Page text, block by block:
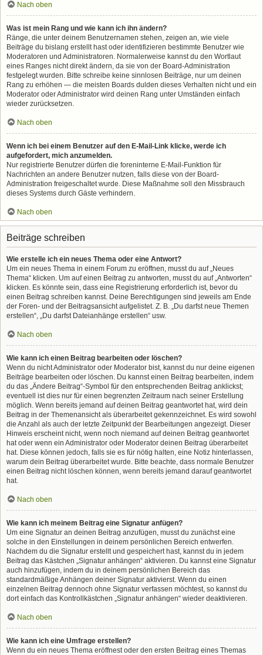
Nach oben
Was ist mein Rang und wie kann ich ihn ändern?
Ränge, die unter deinem Benutzernamen stehen, zeigen an, wie viele
Beiträge du bislang erstellt hast oder identifizieren bestimmte Benutzer wie
Moderatoren und Administratoren. Normalerweise kannst du den Wortlaut
eines Ranges nicht direkt ändern, da sie von der Board-Administration
festgelegt wurden. Bitte schreibe keine sinnlosen Beiträge, nur um deinen
Rang zu erhöhen — die meisten Boards dulden dieses Verhalten nicht und ein
Moderator oder Administrator wird deinen Rang unter Umständen einfach
wieder zurücksetzen.
Nach oben
Wenn ich bei einem Benutzer auf den E-Mail-Link klicke, werde ich
aufgefordert, mich anzumelden.
Nur registrierte Benutzer dürfen die foreninterne E-Mail-Funktion für
Nachrichten an andere Benutzer nutzen, falls diese von der Board-
Administration freigeschaltet wurde. Diese Maßnahme soll den Missbrauch
dieses Systems durch Gäste verhindern.
Nach oben
Beiträge schreiben
Wie erstelle ich ein neues Thema oder eine Antwort?
Um ein neues Thema in einem Forum zu eröffnen, musst du auf „Neues
Thema“ klicken. Um auf einen Beitrag zu antworten, musst du auf „Antworten“
klicken. Es könnte sein, dass eine Registrierung erforderlich ist, bevor du
einen Beitrag schreiben kannst. Deine Berechtigungen sind jeweils am Ende
der Foren- und der Beitragsansicht aufgelistet. Z. B. „Du darfst neue Themen
erstellen“, „Du darfst Dateianhänge erstellen“ usw.
Nach oben
Wie kann ich einen Beitrag bearbeiten oder löschen?
Wenn du nicht Administrator oder Moderator bist, kannst du nur deine eigenen
Beiträge bearbeiten oder löschen. Du kannst einen Beitrag bearbeiten, indem
du das „Ändere Beitrag“-Symbol für den entsprechenden Beitrag anklickst;
eventuell ist dies nur für einen begrenzten Zeitraum nach seiner Erstellung
möglich. Wenn bereits jemand auf deinen Beitrag geantwortet hat, wird dein
Beitrag in der Themenansicht als überarbeitet gekennzeichnet. Es wird sowohl
die Anzahl als auch der letzte Zeitpunkt der Bearbeitungen angezeigt. Dieser
Hinweis erscheint nicht, wenn noch niemand auf deinen Beitrag geantwortet
hat oder wenn ein Administrator oder Moderator deinen Beitrag überarbeitet
hat. Diese können jedoch, falls sie es für nötig halten, eine Notiz hinterlassen,
warum dein Beitrag überarbeitet wurde. Bitte beachte, dass normale Benutzer
einen Beitrag nicht löschen können, wenn bereits jemand darauf geantwortet
hat.
Nach oben
Wie kann ich meinem Beitrag eine Signatur anfügen?
Um eine Signatur an deinen Beitrag anzufügen, musst du zunächst eine
solche in den Einstellungen in deinem persönlichen Bereich entwerfen.
Nachdem du die Signatur erstellt und gespeichert hast, kannst du in jedem
Beitrag das Kästchen „Signatur anhängen“ aktivieren. Du kannst eine Signatur
auch hinzufügen, indem du in deinem persönlichen Bereich das
standardmäßige Anhängen deiner Signatur aktivierst. Wenn du einen
einzelnen Beitrag dennoch ohne Signatur verfassen möchtest, so kannst du
dort einfach das Kontrollkästchen „Signatur anhängen“ wieder deaktivieren.
Nach oben
Wie kann ich eine Umfrage erstellen?
Wenn du ein neues Thema eröffnest oder den ersten Beitrag eines Themas